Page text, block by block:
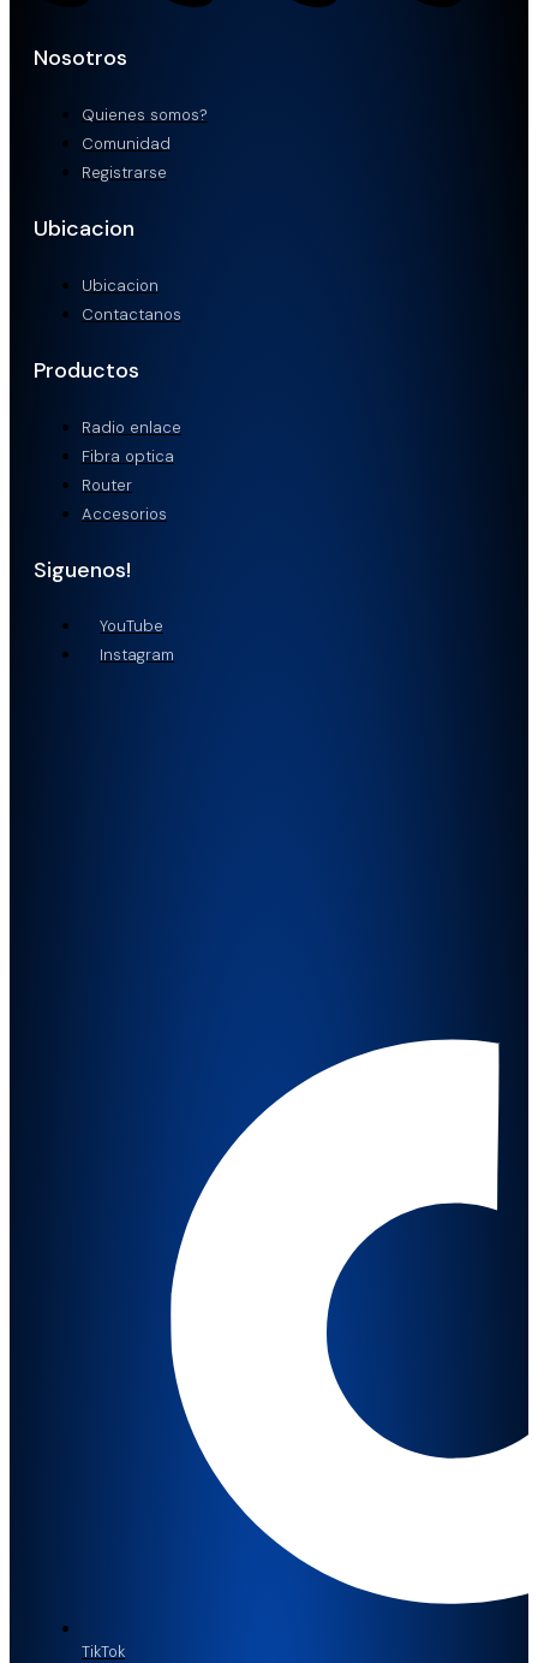
Nosotros
Quienes somos?
Comunidad
Registrarse
Ubicacion
Ubicacion
Contactanos
Productos
Radio enlace
Fibra optica
Router
Accesorios
Siguenos!
YouTube
Instagram
TikTok